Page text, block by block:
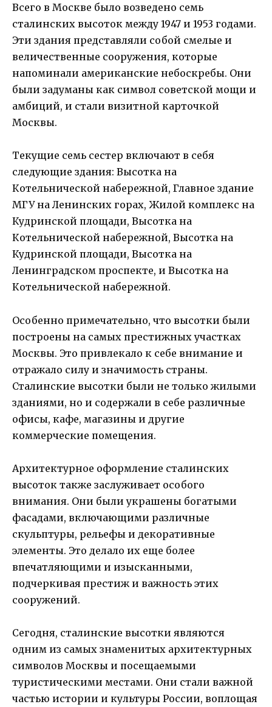
Всего в Москве было возведено семь
сталинских высоток между 1947 и 1953 годами.
Эти здания представляли собой смелые и
величественные сооружения, которые
напоминали американские небоскребы. Они
были задуманы как символ советской мощи и
амбиций, и стали визитной карточкой
Москвы.
Текущие семь сестер включают в себя
следующие здания: Высотка на
Котельнической набережной, Главное здание
МГУ на Ленинских горах, Жилой комплекс на
Кудринской площади, Высотка на
Котельнической набережной, Высотка на
Кудринской площади, Высотка на
Ленинградском проспекте, и Высотка на
Котельнической набережной.
Особенно примечательно, что высотки были
построены на самых престижных участках
Москвы. Это привлекало к себе внимание и
отражало силу и значимость страны.
Сталинские высотки были не только жилыми
зданиями, но и содержали в себе различные
офисы, кафе, магазины и другие
коммерческие помещения.
Архитектурное оформление сталинских
высоток также заслуживает особого
внимания. Они были украшены богатыми
фасадами, включающими различные
скульптуры, рельефы и декоративные
элементы. Это делало их еще более
впечатляющими и изысканными,
подчеркивая престиж и важность этих
сооружений.
Сегодня, сталинские высотки являются
одним из самых знаменитых архитектурных
символов Москвы и посещаемыми
туристическими местами. Они стали важной
частью истории и культуры России, воплощая